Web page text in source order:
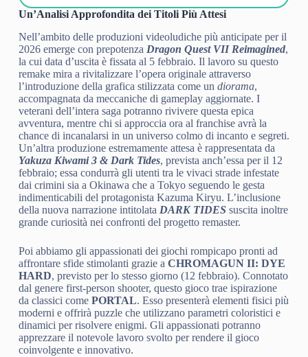
Un’Analisi Approfondita dei Titoli Più Attesi
Nell’ambito delle produzioni videoludiche più anticipate per il
2026 emerge con prepotenza Dragon Quest VII Reimagined,
la cui data d’uscita è fissata al 5 febbraio. Il lavoro su questo
remake mira a rivitalizzare l’opera originale attraverso
l’introduzione della grafica stilizzata come un diorama,
accompagnata da meccaniche di gameplay aggiornate. I
veterani dell’intera saga potranno rivivere questa epica
avventura, mentre chi si approccia ora al franchise avrà la
chance di incanalarsi in un universo colmo di incanto e segreti.
Un’altra produzione estremamente attesa è rappresentata da
Yakuza Kiwami 3 & Dark Tides, prevista anch’essa per il 12
febbraio; essa condurrà gli utenti tra le vivaci strade infestate
dai crimini sia a Okinawa che a Tokyo seguendo le gesta
indimenticabili del protagonista Kazuma Kiryu. L’inclusione
della nuova narrazione intitolata DARK TIDES suscita inoltre
grande curiosità nei confronti del progetto remaster.
Poi abbiamo gli appassionati dei giochi rompicapo pronti ad
affrontare sfide stimolanti grazie a CHROMAGUN II: DYE
HARD, previsto per lo stesso giorno (12 febbraio). Connotato
dal genere first-person shooter, questo gioco trae ispirazione
da classici come PORTAL. Esso presenterà elementi fisici più
moderni e offrirà puzzle che utilizzano parametri coloristici e
dinamici per risolvere enigmi. Gli appassionati potranno
apprezzare il notevole lavoro svolto per rendere il gioco
coinvolgente e innovativo.